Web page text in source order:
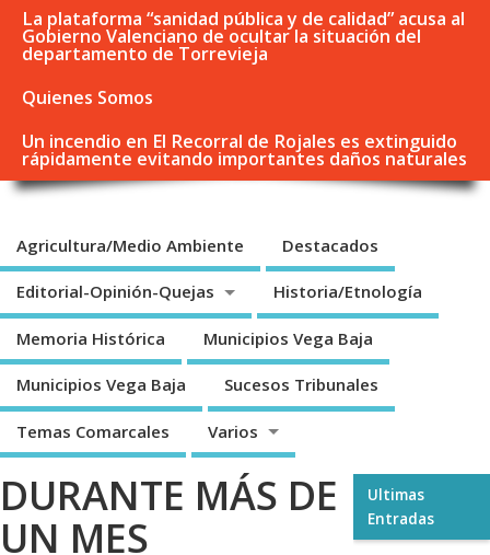
La plataforma “sanidad pública y de calidad” acusa al
Gobierno Valenciano de ocultar la situación del
departamento de Torrevieja
Quienes Somos
Un incendio en El Recorral de Rojales es extinguido
rápidamente evitando importantes daños naturales
Agricultura/Medio Ambiente Destacados
Editorial-Opinión-Quejas Historia/Etnología
Memoria Histórica Municipios Vega Baja
Municipios Vega Baja Sucesos Tribunales
Temas Comarcales Varios
DURANTE MÁS DE
UN MES
Ultimas
Entradas